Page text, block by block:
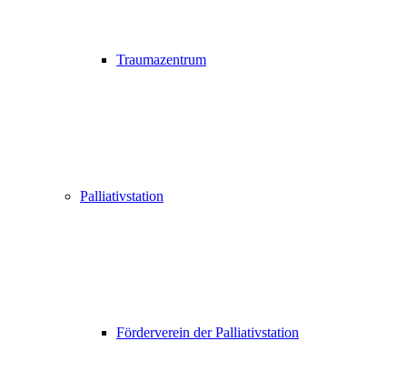
Traumazentrum
Palliativstation
Förderverein der Palliativstation